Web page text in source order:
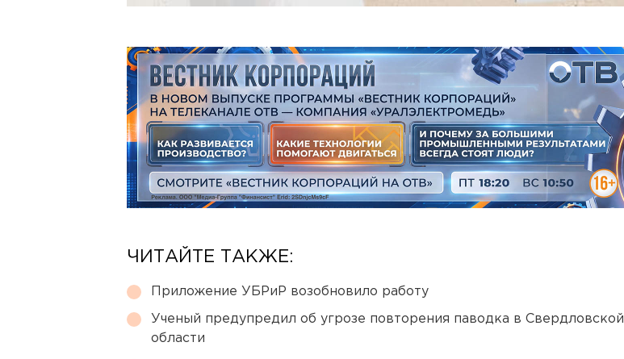
ЧИТАЙТЕ ТАКЖЕ:
Приложение УБРиР возобновило работу
Ученый предупредил об угрозе повторения паводка в Свердловской
области